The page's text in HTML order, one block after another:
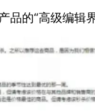
的“高级编辑界